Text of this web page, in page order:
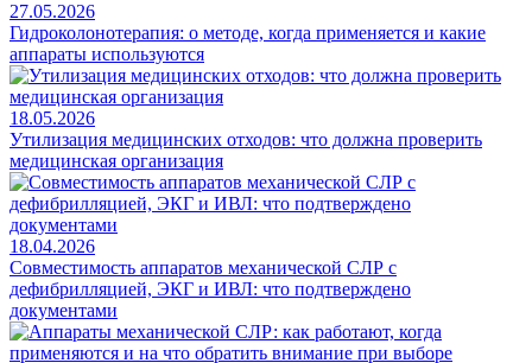
27.05.2026
Гидроколонотерапия: о методе, когда применяется и какие
аппараты используются
18.05.2026
Утилизация медицинских отходов: что должна проверить
медицинская организация
18.04.2026
Совместимость аппаратов механической СЛР с
дефибрилляцией, ЭКГ и ИВЛ: что подтверждено
документами